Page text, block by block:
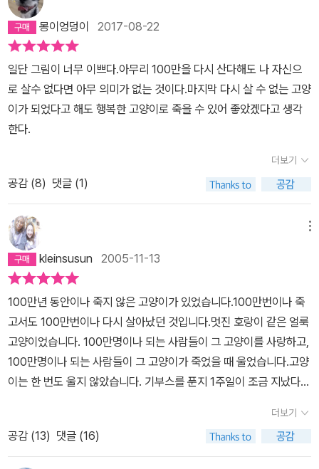
해서 덧붙입니다만, 이 고양이...˝슈뢰딩거의 고양이˝와는 같은 고양
이과라는 점외에는 전혀 관계 없습니다.
와 항구를 다녔죠. 고양이는 서커스도 싫었고, 도둑질도 싫었습니다.
온종일 자기 무릎에 고양이를 올려놓고는 꼬박꼬박 졸기만 하는 할머
니도 싫었죠. 자기 멋대로 고양이를 인형삼아 가지고 노는 여자 아이
도 물론 싫었어요. 얼룩 고양이에 대한 그들의 애정은 폭력이었고 군
림이었고 강요였어요. 그러니 얼룩 고양이가 행복하지 않을 수밖에
요. 고양이의 삶을 생각해보세요. 백만 번이나 되는 삶과 죽음이 모두
그런 식이었다면 고양이는 무척 괴로운 나날을 보냈을 것이고, 그 덕
에 아주 냉소적인 고양이가 될 수밖에 없을 거예요. 삶이 얼마나 지겹
고 시시할까요. 그러던 고양이가 누구의 고양이도 아닌 도둑고양이의
게 무척 기쁘고 좋았지요. 이 멋진 얼룩 고양이는 백만 번이나 되는 삶
과 죽음의 경력 때문에 모든 게 시시할 뿐입니다. 다른 고양이들의 애
정공세와 호의까지도 별 것 아닌 것처럼 느껴집니다. 그런 애정공세
와 호의쯤은 이미 백만 번이나 받아봤을 테니까요. 그저 “그 누구보다
자기 자신을 좋아”할 뿐입니다. 얼마나 신날까요? 자유, 자유, 자유...
억지로 옭죄는 사랑 따위 받지 않아도 되는 그 자유. 그런데 이 얼룩
고양이 앞에 매력적인 하얀 고양이가 나타납니다. 어쩐지 이 흰 고양
이 앞에서는 백만 번의 삶과 죽음의 위대한 경력이 시시하게 느껴집
니다. 드디어 자유 속에서 얼룩 고양이는 사랑을 만난 것이지요. 백만
흰 고양이는 알고 있었던 것 같아요. 잘난 척하고 뻐기는 남자, 재미없
다는 걸요. 사랑에 빠지는 데는 그런 경력이나 자랑거리들이 하나도
소용없다는 것을 아는 아주 똑똑한 고양이었던 것 같습니다. 얼룩 고
몽이엉덩이 2017-08-22
일단 그림이 너무 이쁘다.아무리 100만을 다시 산다해도 나 자신으
로 살수 없다면 아무 의미가 없는 것이다.마지막 다시 살 수 없는 고양
이가 되었다고 해도 행복한 고양이로 죽을 수 있어 좋았겠다고 생각
한다.
더보기
공감 (8) 댓글 (1)
kleinsusun 2005-11-13
100만년 동안이나 죽지 않은 고양이가 있었습니다.100만번이나 죽
고서도 100만번이나 다시 살아났던 것입니다.멋진 호랑이 같은 얼룩
고양이었습니다. 100만명이나 되는 사람들이 그 고양이를 사랑하고,
100만명이나 되는 사람들이 그 고양이가 죽었을 때 울었습니다.고양
이는 한 번도 울지 않았습니다. 기부스를 푼지 1주일이 조금 지났다.
알게 되었다. 응급실로 달리던 10분이 남긴 무서움과 외로움. 기부스
를 하고 있던 한 달이라는 시간 동안, 기부스를 한 엄지 손가락을 치켜
올리며 까불고 다녔지만사실....그 무서움과 외로움이란 놈의 후유증
더보기
공감 (13) 댓글 (16)